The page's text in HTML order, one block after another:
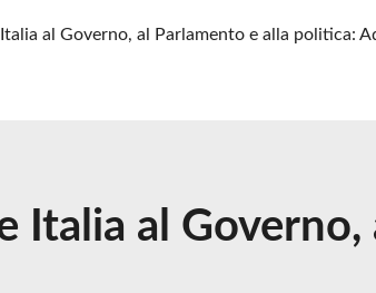
Italia al Governo, al Parlamento e alla politica:
Italia al